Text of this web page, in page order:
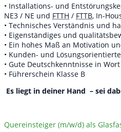
• Installations- und
NE3 / NE und FTTH / FTTB, In-
• Technisches Verständnis und
• Eigenständiges und
• Ein hohes Maß an Motivation
• Kunden- und
• Gute Deutschkenntnisse in
• Führerschein Klasse B
Es liegt in deiner Hand – sei
Quereinsteiger (m/w/d) als